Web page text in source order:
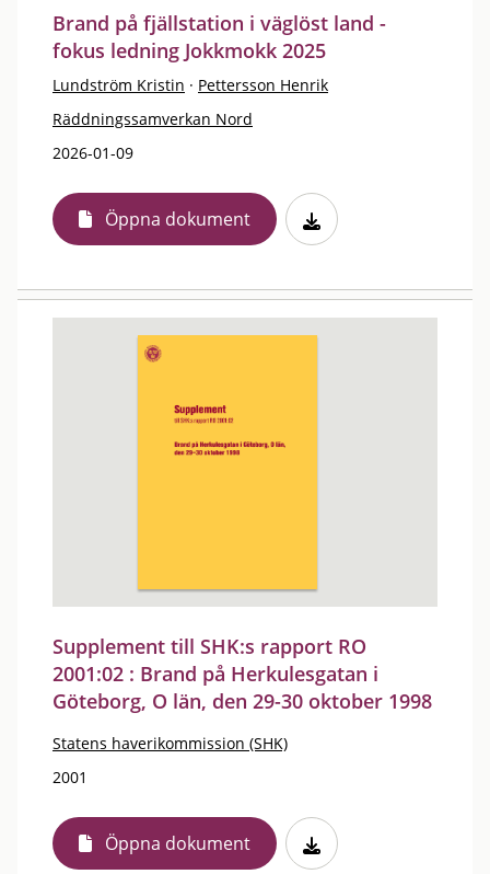
Brand på fjällstation i väglöst land -
fokus ledning Jokkmokk 2025
Lundström Kristin · Pettersson Henrik
Räddningssamverkan Nord
2026-01-09
Öppna dokument
Supplement till SHK:s rapport RO
2001:02 : Brand på Herkulesgatan i
Göteborg, O län, den 29-30 oktober 1998
Statens haverikommission (SHK)
2001
Öppna dokument